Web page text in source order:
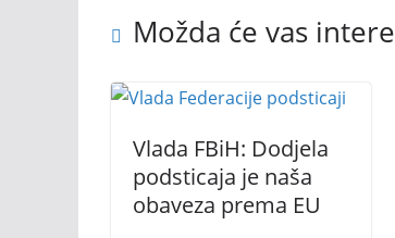
Možda će vas
Vlada FBiH: Dodjela
podsticaja je naša
obaveza prema EU